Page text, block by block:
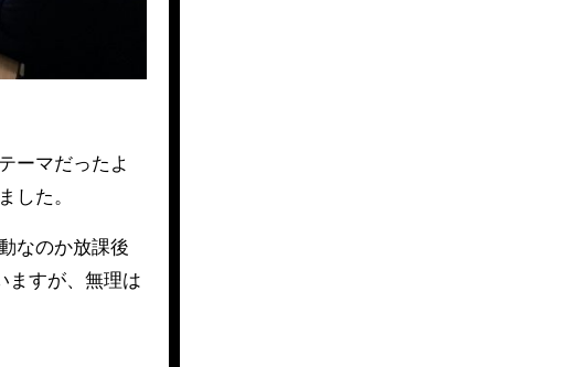
ーマだったよ
した。
なのか放課後
ますが、無理は